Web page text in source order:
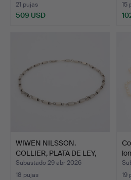
21 pujas
509 USD
15
WIWEN NILSSON.
COLLIER, PLATA DE LEY,
ESLA…
Subastado 29 abr 2026
18 pujas
19